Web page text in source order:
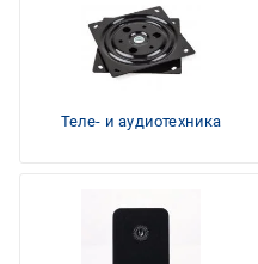
Теле- и аудиотехника